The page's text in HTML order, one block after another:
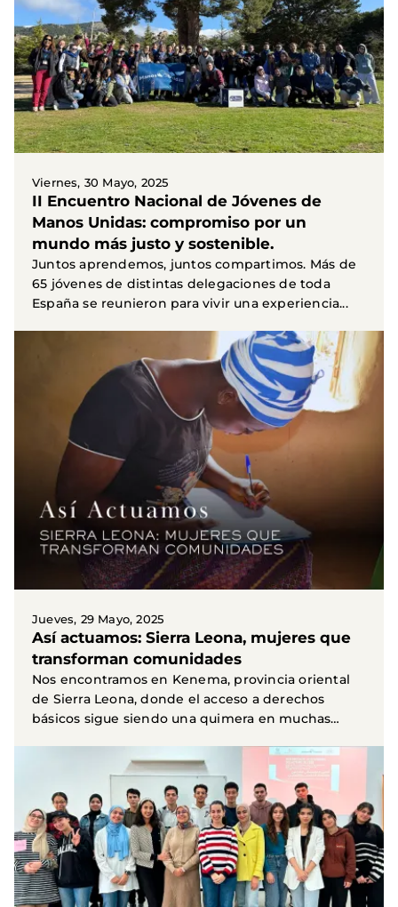
Viernes, 30 Mayo, 2025
II Encuentro Nacional de Jóvenes de
Manos Unidas: compromiso por un
mundo más justo y sostenible.
Juntos aprendemos, juntos compartimos. Más de
65 jóvenes de distintas delegaciones de toda
España se reunieron para vivir una experiencia...
Jueves, 29 Mayo, 2025
Así actuamos: Sierra Leona, mujeres que
transforman comunidades
Nos encontramos en Kenema, provincia oriental
de Sierra Leona, donde el acceso a derechos
básicos sigue siendo una quimera en muchas